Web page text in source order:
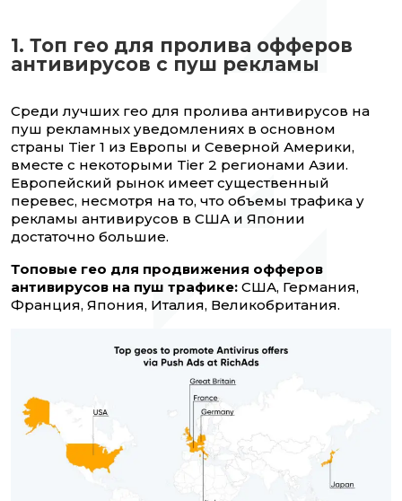
1. Топ гео для пролива офферов
антивирусов с пуш рекламы
Среди лучших гео для пролива антивирусов на
пуш рекламных уведомлениях в основном
страны Tier 1 из Европы и Северной Америки,
вместе с некоторыми Tier 2 регионами Азии.
Европейский рынок имеет существенный
перевес, несмотря на то, что объемы трафика у
рекламы антивирусов в США и Японии
достаточно большие.
Топовые гео для продвижения офферов
антивирусов на пуш трафике: США, Германия,
Франция, Япония, Италия, Великобритания.